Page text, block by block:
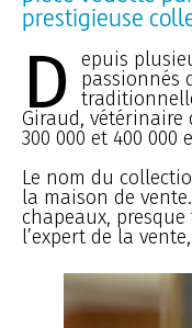
prestigieuse
D
epuis
passionnés
Giraud, vétérinaire
300 000 et 400 000
Le nom du
la maison de
chapeaux,
l’expert de la